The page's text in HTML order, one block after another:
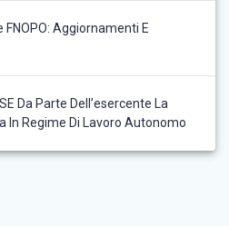
FNOPO: Aggiornamenti E
Da Parte Dell’esercente La
In Regime Di Lavoro Autonomo